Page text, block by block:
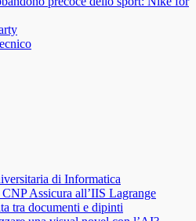
di Informatica
Assicura all’IIS Lagrange
tra documenti e dipinti